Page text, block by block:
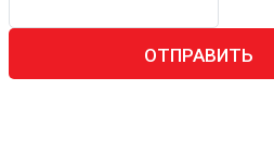
ОТПРАВИТЬ